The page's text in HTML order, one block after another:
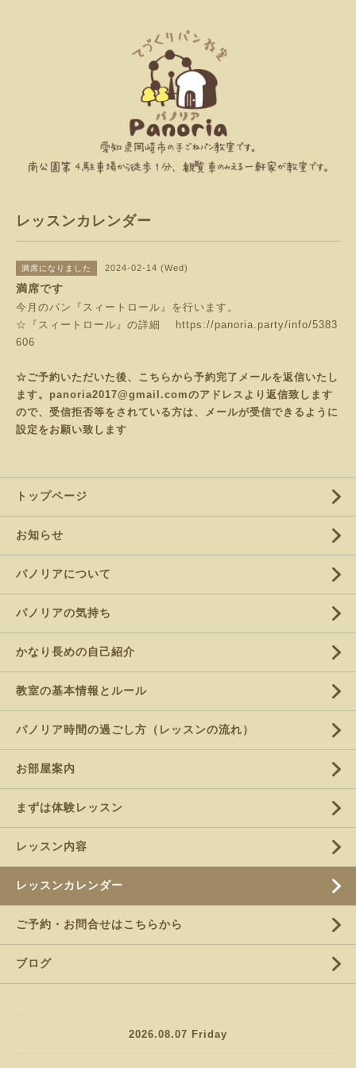
レッスンカレンダー
満席になりました 2024-02-14 (Wed)
満席です
今月のパン『スィートロール』を行います。
☆『スィートロール』の詳細
https://panoria.party/info/5383
606
☆ご予約いただいた後、こちらから予約完了メールを返信いたし
ます。panoria2017@gmail.comのアドレスより返信致します
ので、受信拒否等をされている方は、メールが受信できるように
設定をお願い致します
トップページ
お知らせ
パノリアについて
パノリアの気持ち
かなり長めの自己紹介
教室の基本情報とルール
パノリア時間の過ごし方（レッスンの流れ）
お部屋案内
まずは体験レッスン
レッスン内容
レッスンカレンダー
ご予約・お問合せはこちらから
ブログ
2026.08.07 Friday